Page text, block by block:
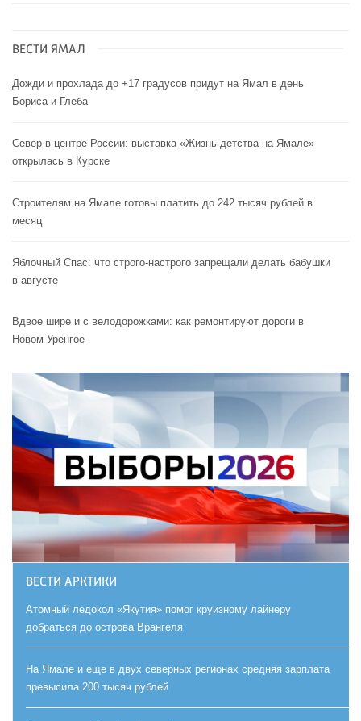
ВЕСТИ ЯМАЛ
Дожди и прохлада до +17 градусов придут на Ямал в день
Бориса и Глеба
Север в центре России: выставка «Жизнь детства на Ямале»
открылась в Курске
Строителям на Ямале готовы платить до 242 тысяч рублей в
месяц
Яблочный Спас: что строго-настрого запрещали делать бабушки
в августе
Вдвое шире и с велодорожками: как ремонтируют дороги в
Новом Уренгое
ВЕСТИ АРКТИКИ
Атомный ледокол «Якутия» помог круизному лайнеру
добраться до острова Врангеля
На Ямале и еще в двух северных регионах средняя зарплата
превысила 200 тысяч рублей